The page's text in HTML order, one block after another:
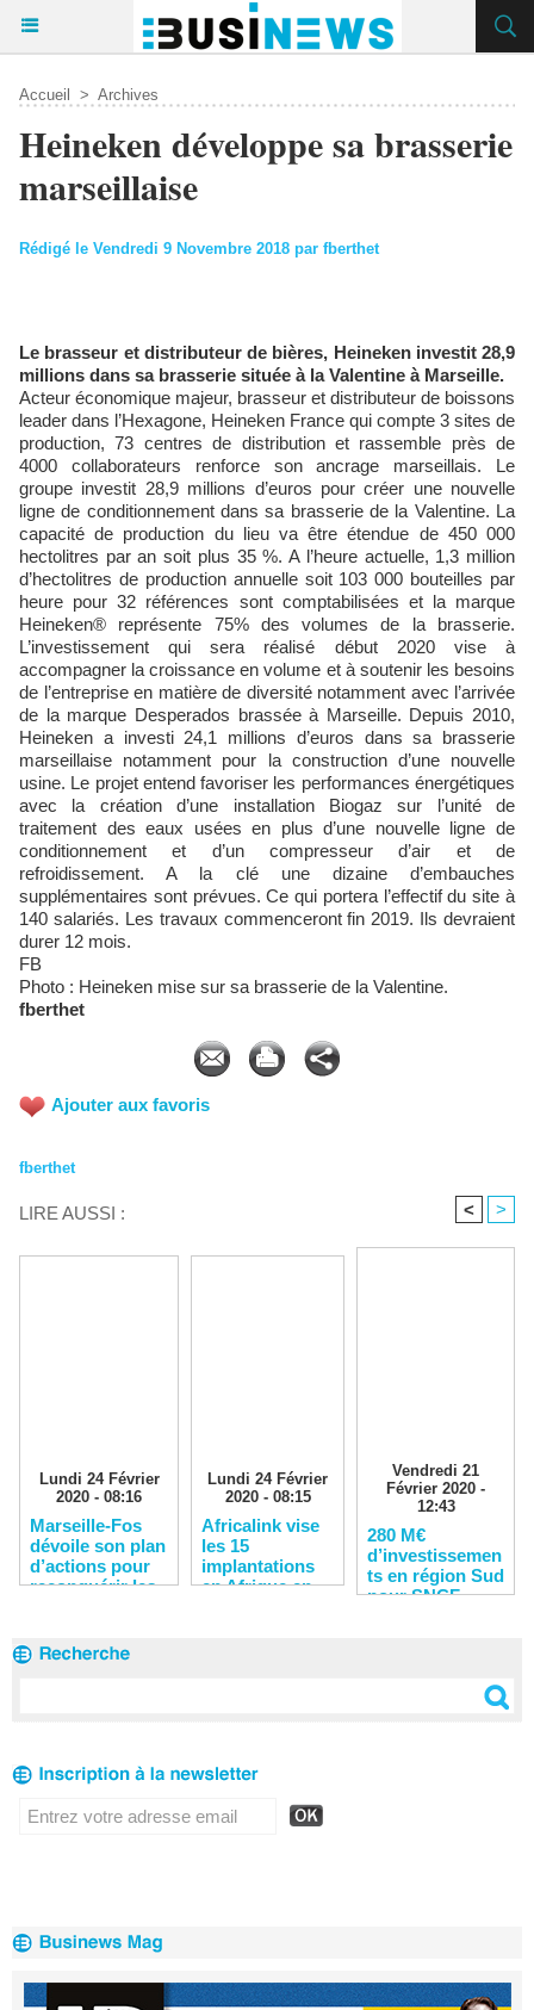
Accueil > Archives
Heineken développe sa brasserie
marseillaise
Rédigé le Vendredi 9 Novembre 2018 par fberthet
Le brasseur et distributeur de bières, Heineken investit 28,9
millions dans sa brasserie située à la Valentine à Marseille.
Acteur économique majeur, brasseur et distributeur de boissons
leader dans l’Hexagone, Heineken France qui compte 3 sites de
production, 73 centres de distribution et rassemble près de
4000 collaborateurs renforce son ancrage marseillais. Le
groupe investit 28,9 millions d’euros pour créer une nouvelle
ligne de conditionnement dans sa brasserie de la Valentine. La
capacité de production du lieu va être étendue de 450 000
hectolitres par an soit plus 35 %. A l’heure actuelle, 1,3 million
d’hectolitres de production annuelle soit 103 000 bouteilles par
heure pour 32 références sont comptabilisées et la marque
Heineken® représente 75% des volumes de la brasserie.
L’investissement qui sera réalisé début 2020 vise à
accompagner la croissance en volume et à soutenir les besoins
de l’entreprise en matière de diversité notamment avec l’arrivée
de la marque Desperados brassée à Marseille. Depuis 2010,
Heineken a investi 24,1 millions d’euros dans sa brasserie
marseillaise notamment pour la construction d’une nouvelle
usine. Le projet entend favoriser les performances énergétiques
avec la création d’une installation Biogaz sur l’unité de
traitement des eaux usées en plus d’une nouvelle ligne de
conditionnement et d’un compresseur d’air et de
refroidissement. A la clé une dizaine d’embauches
supplémentaires sont prévues. Ce qui portera l’effectif du site à
140 salariés. Les travaux commenceront fin 2019. Ils devraient
durer 12 mois.
FB
Photo : Heineken mise sur sa brasserie de la Valentine.
fberthet
Ajouter aux favoris
fberthet
LIRE AUSSI : < >
Lundi 24 Février
2020 - 08:16
Marseille-Fos
dévoile son plan
d’actions pour
reconquérir les
Lundi 24 Février
2020 - 08:15
Africalink vise
les 15
implantations
en Afrique en
Vendredi 21
Février 2020 -
12:43
280 M€
d’investissemen
ts en région Sud
pour SNCF